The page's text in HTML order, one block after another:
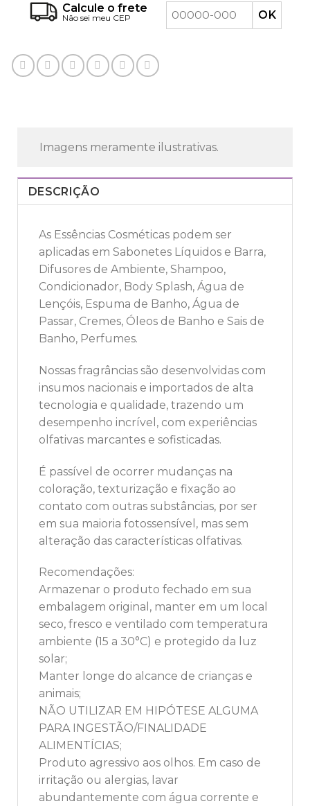
Calcule o frete
Não sei meu CEP
Imagens meramente ilustrativas.
DESCRIÇÃO
As Essências Cosméticas podem ser
aplicadas em Sabonetes Líquidos e Barra,
Difusores de Ambiente, Shampoo,
Condicionador, Body Splash, Água de
Lençóis, Espuma de Banho, Água de
Passar, Cremes, Óleos de Banho e Sais de
Banho, Perfumes.
Nossas fragrâncias são desenvolvidas com
insumos nacionais e importados de alta
tecnologia e qualidade, trazendo um
desempenho incrível, com experiências
olfativas marcantes e sofisticadas.
É passível de ocorrer mudanças na
coloração, texturização e fixação ao
contato com outras substâncias, por ser
em sua maioria fotossensível, mas sem
alteração das características olfativas.
Recomendações:
Armazenar o produto fechado em sua
embalagem original, manter em um local
seco, fresco e ventilado com temperatura
ambiente (15 a 30°C) e protegido da luz
solar;
Manter longe do alcance de crianças e
animais;
NÃO UTILIZAR EM HIPÓTESE ALGUMA
PARA INGESTÃO/FINALIDADE
ALIMENTÍCIAS;
Produto agressivo aos olhos. Em caso de
irritação ou alergias, lavar
abundantemente com água corrente e